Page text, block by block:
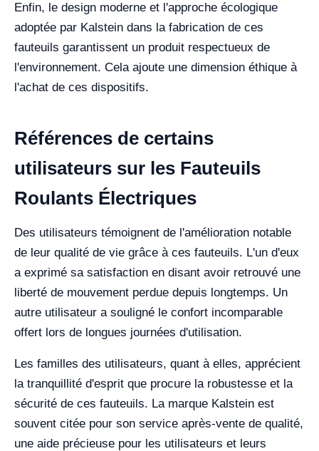
Enfin, le design moderne et l'approche écologique
adoptée par Kalstein dans la fabrication de ces
fauteuils garantissent un produit respectueux de
l'environnement. Cela ajoute une dimension éthique à
l'achat de ces dispositifs.
Références de certains
utilisateurs sur les Fauteuils
Roulants Électriques
Des utilisateurs témoignent de l'amélioration notable
de leur qualité de vie grâce à ces fauteuils. L'un d'eux
a exprimé sa satisfaction en disant avoir retrouvé une
liberté de mouvement perdue depuis longtemps. Un
autre utilisateur a souligné le confort incomparable
offert lors de longues journées d'utilisation.
Les familles des utilisateurs, quant à elles, apprécient
la tranquillité d'esprit que procure la robustesse et la
sécurité de ces fauteuils. La marque Kalstein est
souvent citée pour son service après-vente de qualité,
une aide précieuse pour les utilisateurs et leurs